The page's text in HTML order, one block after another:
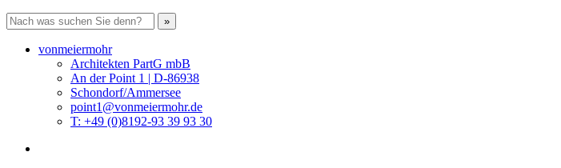
vonmeiermohr
Architekten PartG mbB
An der Point 1 | D-86938
Schondorf/Ammersee
point1@vonmeiermohr.de
T: +49 (0)8192-93 39 93 30